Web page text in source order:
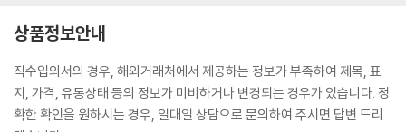
상품정보안내
직수입외서의 경우, 해외거래처에서 제공하는 정보가 부족하여 제목, 표
지, 가격, 유통상태 등의 정보가 미비하거나 변경되는 경우가 있습니다. 정
확한 확인을 원하시는 경우, 일대일 상담으로 문의하여 주시면 답변 드리